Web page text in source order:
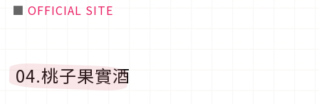
■ OFFICIAL SITE
04.桃子果實酒